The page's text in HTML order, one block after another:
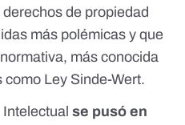
de propiedad
más polémicas y que
más conocida
Ley Sinde-Wert.
se pusó en